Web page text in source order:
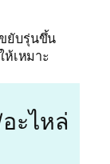
ยับรุ่นขึ้น
ห้เหมาะ
ะไหล่